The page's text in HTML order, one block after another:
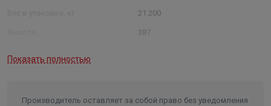
21.200
387
Показать полностью
Производитель оставляет за собой право без уведомления